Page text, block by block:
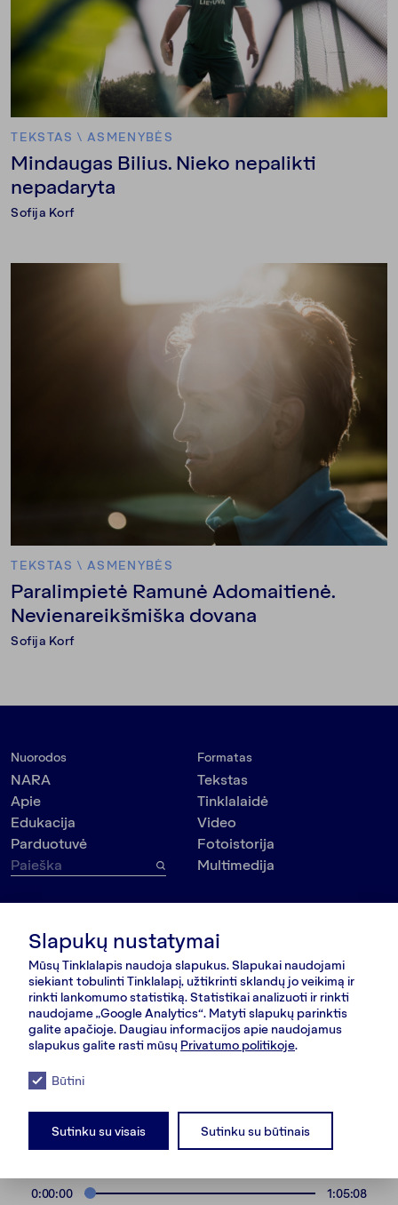
0:00:00 1:05:08
TEKSTAS \ ASMENYBĖS
Mindaugas Bilius. Nieko nepalikti
nepadaryta
Sofija Korf
TEKSTAS \ ASMENYBĖS
Paralimpietė Ramunė Adomaitienė.
Nevienareikšmiška dovana
Sofija Korf
Nuorodos
NARA
Apie
Edukacija
Parduotuvė
Formatas
Tekstas
Tinklalaidė
Video
Fotoistorija
Multimedija
Visuomenė
Politika
Kultūra
Psichologija
Asmenybės
Aplinkosauga
VšĮ Dokumedija
Kauno g. 5-12
Vilnius 03215, Lietuva
nara@nara.lt
SEKITE MUS
© VšĮ Dokumedija 2020/26. Privatumo politika
Bendrosios
sąlygos.
Slapukų nustatymai
Mūsų Tinklalapis naudoja slapukus. Slapukai naudojami
siekiant tobulinti Tinklalapį, užtikrinti sklandų jo veikimą ir
rinkti lankomumo statistiką. Statistikai analizuoti ir rinkti
naudojame „Google Analytics“. Matyti slapukų parinktis
galite apačioje. Daugiau informacijos apie naudojamus
slapukus galite rasti mūsų Privatumo politikoje.
Būtini
Sutinku su visais Sutinku su būtinais